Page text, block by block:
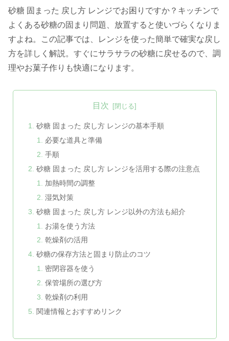
砂糖 固まった 戻し方 レンジでお困りですか？キッチンで
よくある砂糖の固まり問題、放置すると使いづらくなりま
すよね。この記事では、レンジを使った簡単で確実な戻し
方を詳しく解説。すぐにサラサラの砂糖に戻せるので、調
理やお菓子作りも快適になります。
目次
砂糖 固まった 戻し方 レンジの基本手順
必要な道具と準備
手順
砂糖 固まった 戻し方 レンジを活用する際の注意点
加熱時間の調整
湿気対策
砂糖 固まった 戻し方 レンジ以外の方法も紹介
お湯を使う方法
乾燥剤の活用
砂糖の保存方法と固まり防止のコツ
密閉容器を使う
保管場所の選び方
乾燥剤の利用
関連情報とおすすめリンク